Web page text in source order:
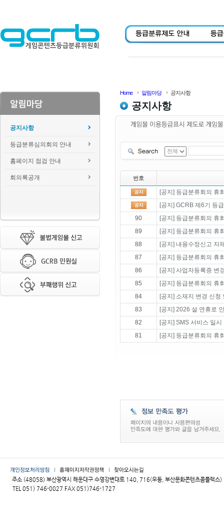
공지사항
등급분류심의회의 안내
홈페이지 점검 안내
회의록공개
Home 알림마당 공지사항
공지사항
번호
[공지] 등급분류회의 휴
[공지] GCRB 제6기 등
90
[공지] 등급분류회의 휴
89
[공지] 등급분류회의 휴
88
[공지] 내용수정신고 자
87
[공지] 등급분류회의 휴
86
[공지] 사업자등록증 변
85
[공지] 등급분류회의 휴
84
[공지] 소재지 변경 신청
83
[공지] 2026 설 연휴로
82
[공지] SMS 서비스 일시
81
[공지] 등급분류회의 휴